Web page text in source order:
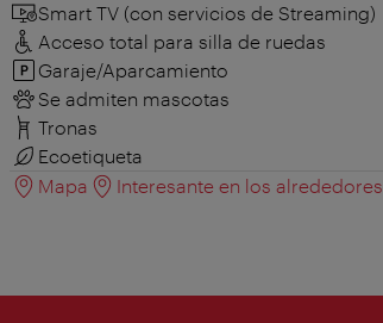
Smart TV (con servicios de Streaming)
Acceso total para silla de ruedas
Garaje/Aparcamiento
Se admiten mascotas
Tronas
Ecoetiqueta
Mapa
Interesante en los alrededores